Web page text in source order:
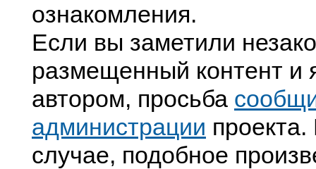
ознакомления.
Если вы заметили
размещенный контент и
автором, просьба
администрации
случае, подобное